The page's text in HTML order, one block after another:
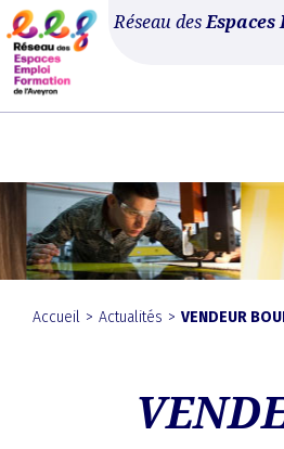
Ce site utilise Google Analytics. En continuant
déposer un cookie à des fins de mesure
Skip
to
content
Réseau des
Accueil > Actualités > VENDEUR